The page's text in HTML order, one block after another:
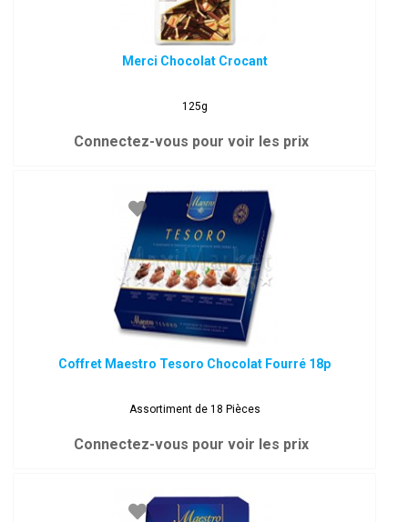
Merci Chocolat Crocant
125g
Connectez-vous pour voir les prix
Coffret Maestro Tesoro Chocolat Fourré 18p
Assortiment de 18 Pièces
Connectez-vous pour voir les prix